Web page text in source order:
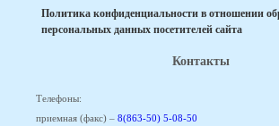
Политика конфиденциальности в отношении
персональных данных посетителей сайта
Контакты
Телефоны:
приемная (факс) – 8(863-50) 5-08-50